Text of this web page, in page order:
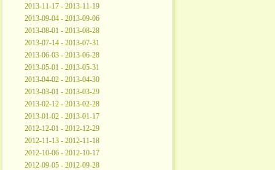
2013-11-17 - 2013-11-19
2013-09-04 - 2013-09-06
2013-08-01 - 2013-08-28
2013-07-14 - 2013-07-31
2013-06-03 - 2013-06-28
2013-05-01 - 2013-05-31
2013-04-02 - 2013-04-30
2013-03-01 - 2013-03-29
2013-02-12 - 2013-02-28
2013-01-02 - 2013-01-17
2012-12-01 - 2012-12-29
2012-11-13 - 2012-11-18
2012-10-06 - 2012-10-17
2012-09-05 - 2012-09-28